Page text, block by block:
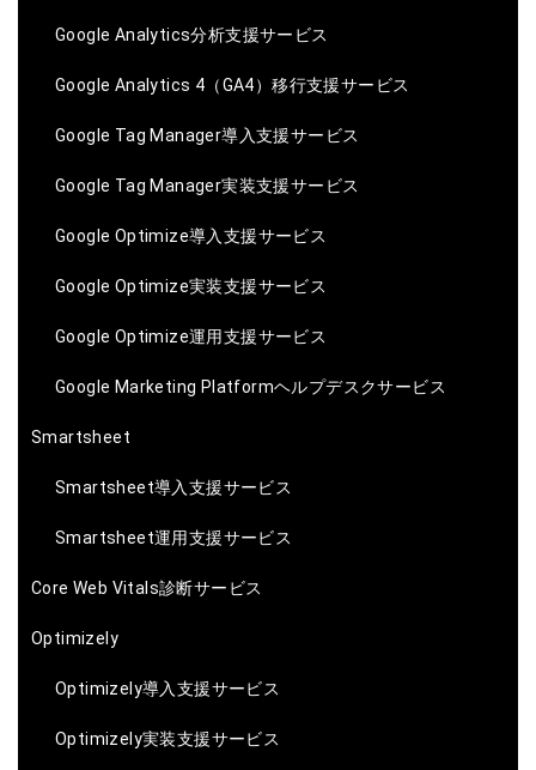
Google Analytics分析支援サービス
Google Analytics 4（GA4）移行支援サービス
Google Tag Manager導入支援サービス
Google Tag Manager実装支援サービス
Google Optimize導入支援サービス
Google Optimize実装支援サービス
Google Optimize運用支援サービス
Google Marketing Platformヘルプデスクサービス
Smartsheet
Smartsheet導入支援サービス
Smartsheet運用支援サービス
Core Web Vitals診断サービス
Optimizely
Optimizely導入支援サービス
Optimizely実装支援サービス